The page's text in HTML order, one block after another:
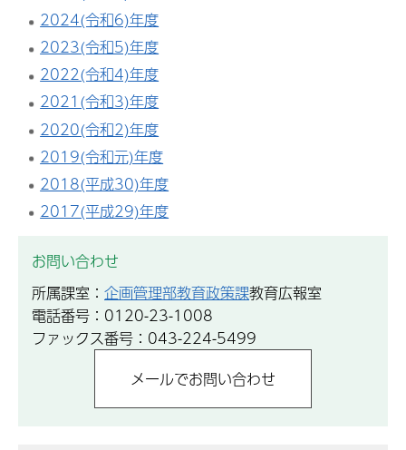
2024(令和6)年度
2023(令和5)年度
2022(令和4)年度
2021(令和3)年度
2020(令和2)年度
2019(令和元)年度
2018(平成30)年度
2017(平成29)年度
お問い合わせ
所属課室： 企画管理部教育政策課教育広報室
電話番号：0120-23-1008
ファックス番号：043-224-5499